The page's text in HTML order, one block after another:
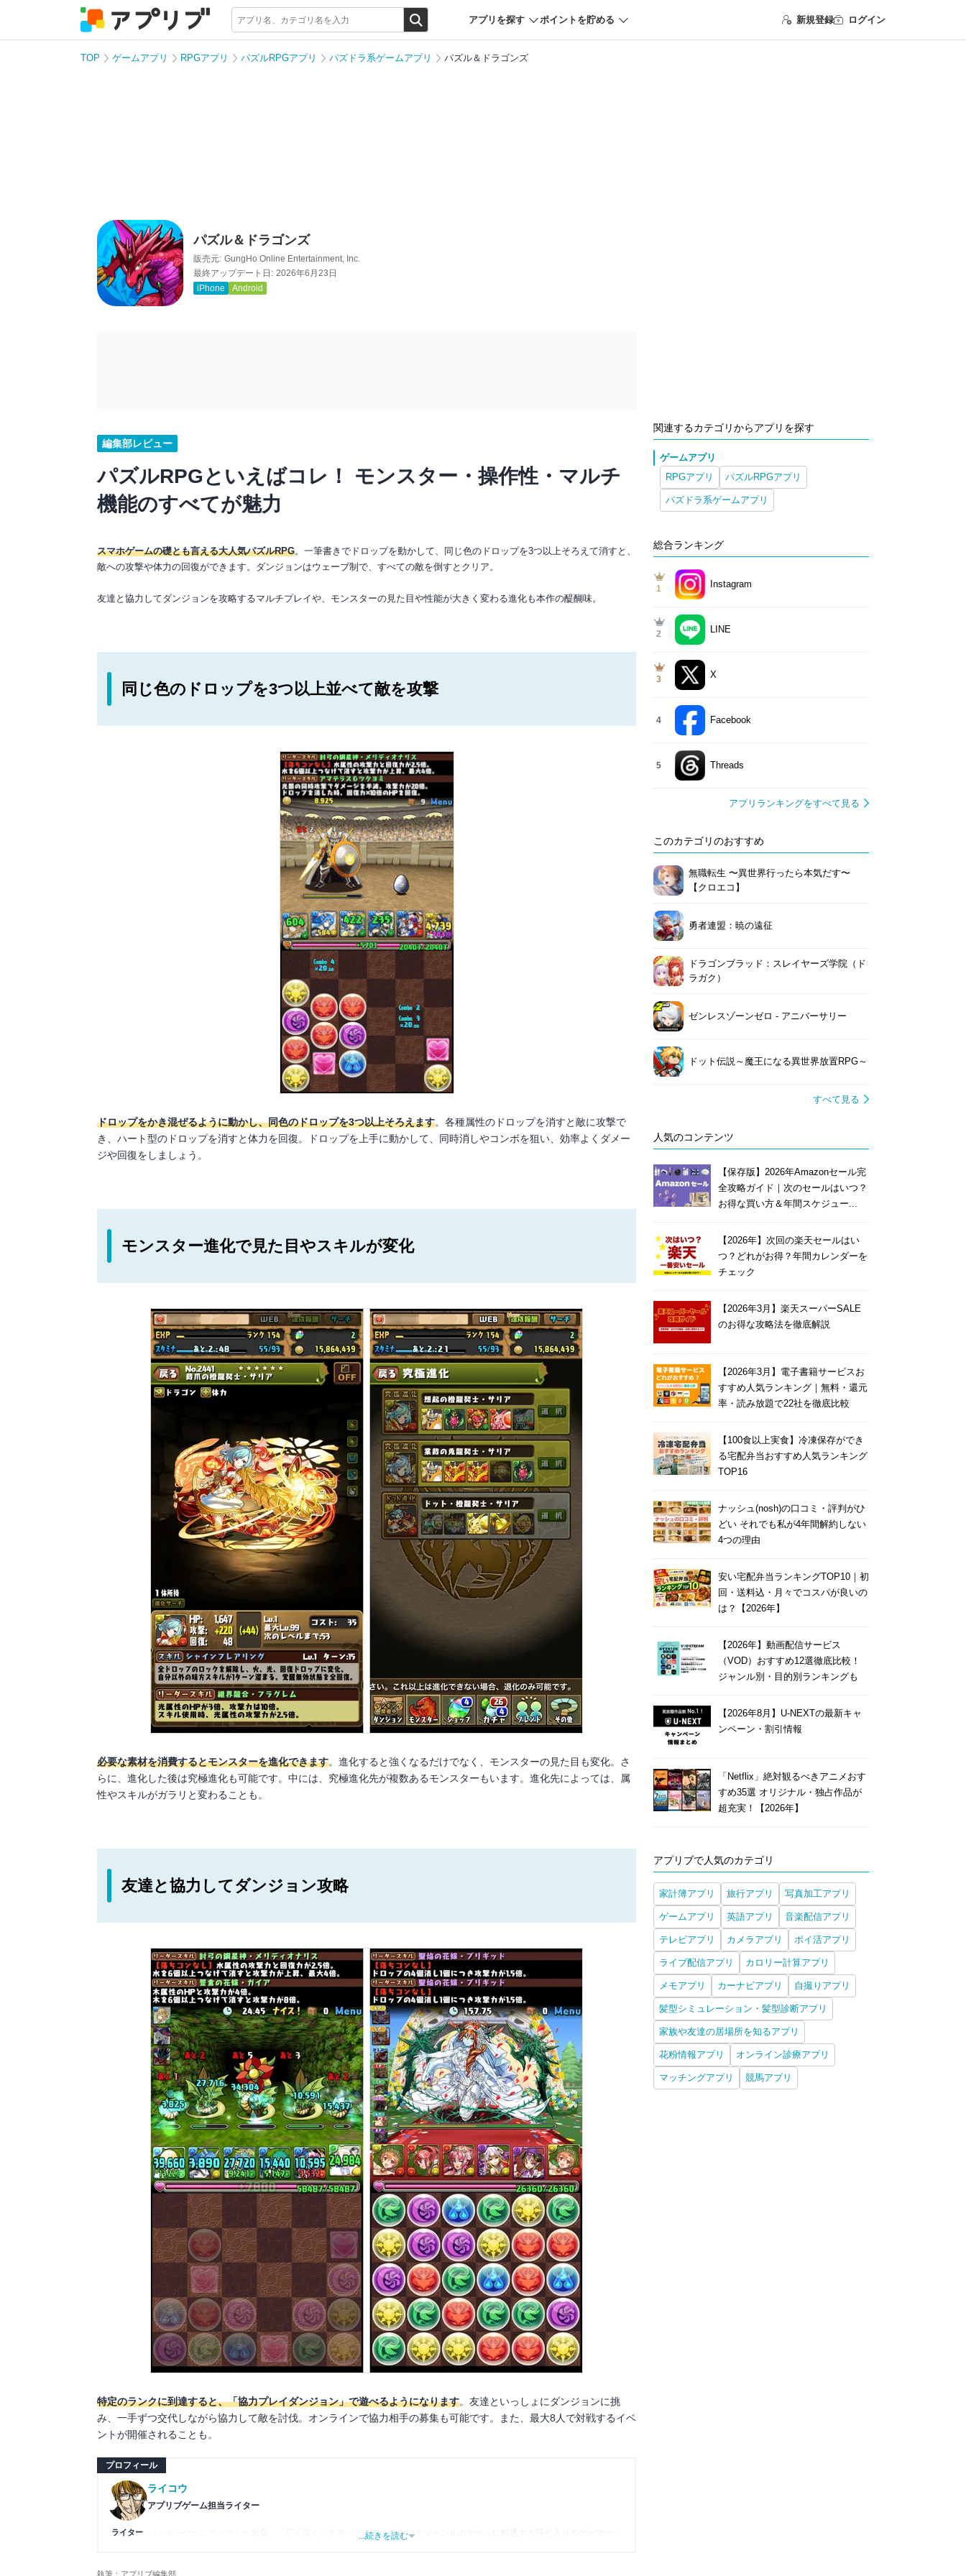
アプリを探す ポイントを貯める 新規登録 ログイン
TOP ゲームアプリ RPGアプリ パズルRPGアプリ パズドラ系ゲームアプリ パズル＆ドラゴンズ
パズル＆ドラゴンズ
販売元: GungHo Online Entertainment, Inc.
最終アップデート日: 2026年6月23日
iPhone
Android
編集部レビュー
パズルRPGといえばコレ！ モンスター・操作性・マルチ
機能のすべてが魅力
スマホゲームの礎とも言える大人気パズルRPG。一筆書きでドロップを動かして、同じ色のドロップを3つ以上そろえて消すと、
敵への攻撃や体力の回復ができます。ダンジョンはウェーブ制で、すべての敵を倒すとクリア。
友達と協力してダンジョンを攻略するマルチプレイや、モンスターの見た目や性能が大きく変わる進化も本作の醍醐味。
同じ色のドロップを3つ以上並べて敵を攻撃
ドロップをかき混ぜるように動かし、同色のドロップを3つ以上そろえます。各種属性のドロップを消すと敵に攻撃で
き、ハート型のドロップを消すと体力を回復。ドロップを上手に動かして、同時消しやコンボを狙い、効率よくダメー
ジや回復をしましょう。
モンスター進化で見た目やスキルが変化
必要な素材を消費するとモンスターを進化できます。進化すると強くなるだけでなく、モンスターの見た目も変化。さ
らに、進化した後は究極進化も可能です。中には、究極進化先が複数あるモンスターもいます。進化先によっては、属
性やスキルがガラリと変わることも。
友達と協力してダンジョン攻略
特定のランクに到達すると、「協力プレイダンジョン」で遊べるようになります。友達といっしょにダンジョンに挑
み、一手ずつ交代しながら協力して敵を討伐。オンラインで協力相手の募集も可能です。また、最大8人で対戦するイベ
ントが開催されることも。
プロフィール
ライター
ライコウ
アプリブゲーム担当ライター
出身。「広く深く」をモットーに、あらゆるジャンルのゲームに精通する筋金入りのゲーマー。
...続きを読む
執筆：アプリブ編集部
関連するカテゴリからアプリを探す
ゲームアプリ
RPGアプリ
パズルRPGアプリ
パズドラ系ゲームアプリ
総合ランキング
1 Instagram
2 LINE
3 X
4 Facebook
5 Threads
アプリランキングをすべて見る
このカテゴリのおすすめ
無職転生 〜異世界行ったら本気だす〜
【クロエコ】
勇者連盟：暁の遠征
ドラゴンブラッド：スレイヤーズ学院（ド
ラガク）
ゼンレスゾーンゼロ - アニバーサリー
ドット伝説～魔王になる異世界放置RPG～
すべて見る
人気のコンテンツ
【保存版】2026年Amazonセール完
全攻略ガイド｜次のセールはいつ？
お得な買い方＆年間スケジュー...
【2026年】次回の楽天セールはい
つ？どれがお得？年間カレンダーを
チェック
【2026年3月】楽天スーパーSALE
のお得な攻略法を徹底解説
【2026年3月】電子書籍サービスお
すすめ人気ランキング｜無料・還元
率・読み放題で22社を徹底比較
【100食以上実食】冷凍保存ができ
る宅配弁当おすすめ人気ランキング
TOP16
ナッシュ(nosh)の口コミ・評判がひ
どい それでも私が4年間解約しない
4つの理由
安い宅配弁当ランキングTOP10｜初
回・送料込・月々でコスパが良いの
は？【2026年】
【2026年】動画配信サービス
（VOD）おすすめ12選徹底比較！
ジャンル別・目的別ランキングも
【2026年8月】U-NEXTの最新キャ
ンペーン・割引情報
「Netflix」絶対観るべきアニメおす
すめ35選 オリジナル・独占作品が
超充実！【2026年】
アプリブで人気のカテゴリ
家計簿アプリ 旅行アプリ 写真加工アプリ
ゲームアプリ 英語アプリ 音楽配信アプリ
テレビアプリ カメラアプリ ポイ活アプリ
ライブ配信アプリ カロリー計算アプリ
メモアプリ カーナビアプリ 自撮りアプリ
髪型シミュレーション・髪型診断アプリ
家族や友達の居場所を知るアプリ
花粉情報アプリ オンライン診療アプリ
マッチングアプリ 競馬アプリ